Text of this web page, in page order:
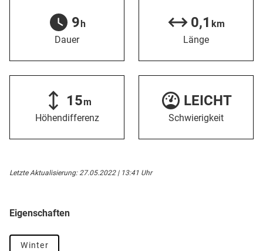
9h
Dauer
0,1km
Länge
15m
Höhendifferenz
LEICHT
Schwierigkeit
Letzte Aktualisierung: 27.05.2022 | 13:41 Uhr
Eigenschaften
Winter